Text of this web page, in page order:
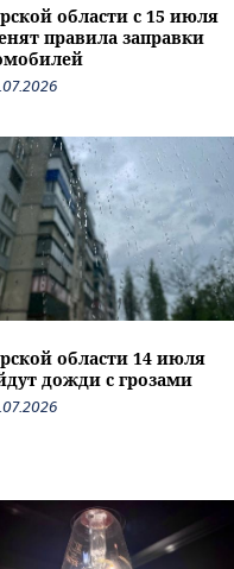
области с 15 июля
правила заправки
области 14 июля
дожди с грозами